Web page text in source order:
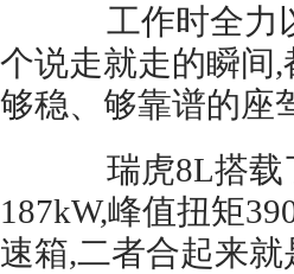
工作时全力以
个说走就走的瞬间
够稳、够靠谱的座
瑞虎8L搭载了
187kW,峰值扭矩
速箱,二者合起来